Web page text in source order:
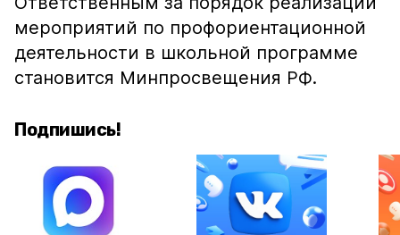
мероприятий по профориентационной
деятельности в школьной программе
становится Минпросвещения РФ.
Подпишись!